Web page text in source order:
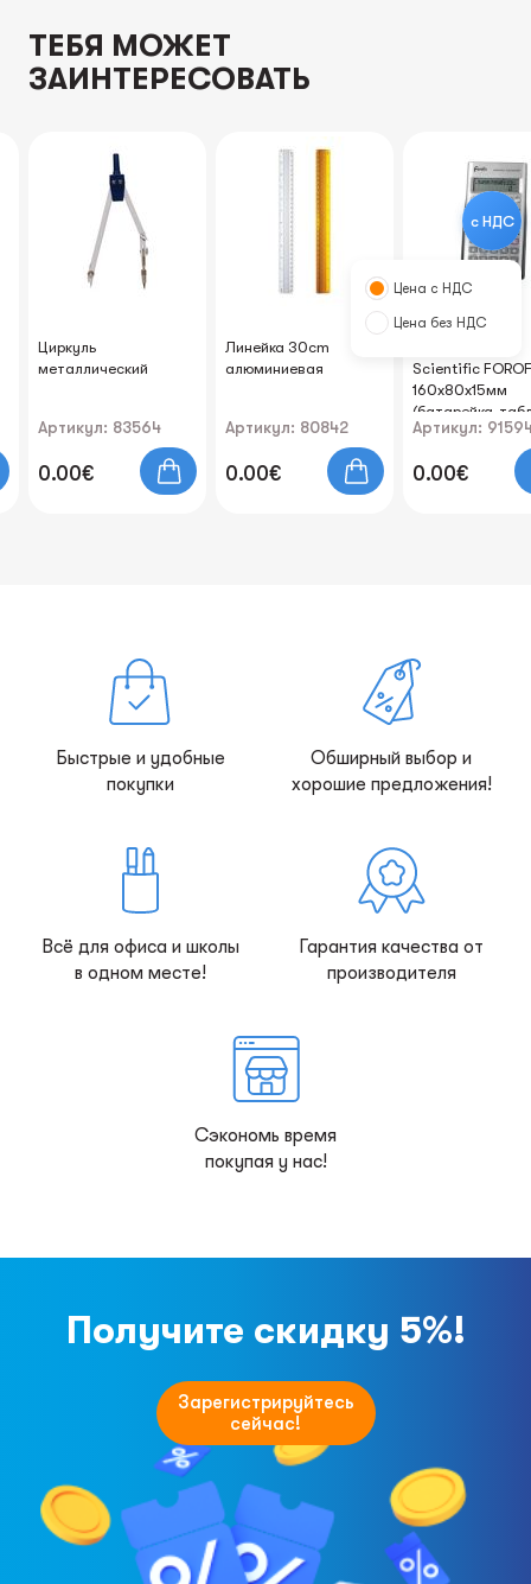
ТЕБЯ МОЖЕТ
ЗАИНТЕРЕСОВАТЬ
Циркуль
металлический
Артикул: 83564
0.00€
Линейка 30cm
алюминиевая
Артикул: 80842
0.00€
Scientific
160x80x15мм
(батарейка-
Артикул:
0.00€
с НДС
Цена с НДС
Цена без НДС
Быстрые и удобные
покупки
Обширный выбор и
хорошие предложения!
Всё для офиса и школы
в одном месте!
Гарантия качества от
производителя
Сэкономь время
покупая у нас!
Получите скидку 5%!
Зарегистрируйтесь
сейчас!